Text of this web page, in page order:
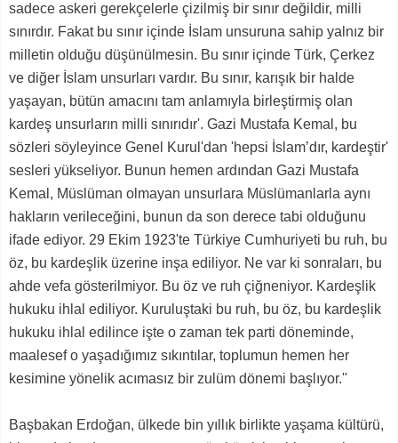
sadece askeri gerekçelerle çizilmiş bir sınır değildir, milli
sınırdır. Fakat bu sınır içinde İslam unsuruna sahip yalnız bir
milletin olduğu düşünülmesin. Bu sınır içinde Türk, Çerkez
ve diğer İslam unsurları vardır. Bu sınır, karışık bir halde
yaşayan, bütün amacını tam anlamıyla birleştirmiş olan
kardeş unsurların milli sınırıdır'. Gazi Mustafa Kemal, bu
sözleri söyleyince Genel Kurul'dan 'hepsi İslam’dır, kardeştir'
sesleri yükseliyor. Bunun hemen ardından Gazi Mustafa
Kemal, Müslüman olmayan unsurlara Müslümanlarla aynı
hakların verileceğini, bunun da son derece tabi olduğunu
ifade ediyor. 29 Ekim 1923'te Türkiye Cumhuriyeti bu ruh, bu
öz, bu kardeşlik üzerine inşa ediliyor. Ne var ki sonraları, bu
ahde vefa gösterilmiyor. Bu öz ve ruh çiğneniyor. Kardeşlik
hukuku ihlal ediliyor. Kuruluştaki bu ruh, bu öz, bu kardeşlik
hukuku ihlal edilince işte o zaman tek parti döneminde,
maalesef o yaşadığımız sıkıntılar, toplumun hemen her
kesimine yönelik acımasız bir zulüm dönemi başlıyor.''
Başbakan Erdoğan, ülkede bin yıllık birlikte yaşama kültürü,